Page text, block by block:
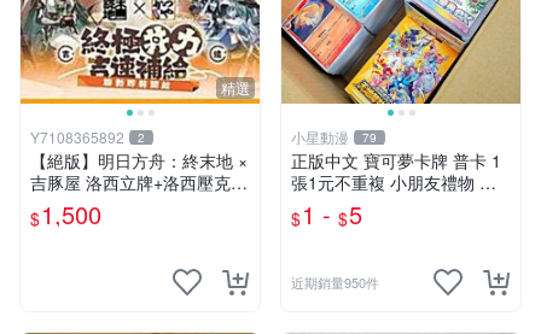
精選
Y7108365892 2
【絕版】明日方舟：終末地 ×
吉豚屋 洛西立牌+洛西壓克力
吊飾+洛西透卡
$1,500
小星動漫 79
正版中文 寶可夢卡牌 普卡 1
張1元不重複 小朋友禮物 補
習班獎勵 中文版 PTCG寶可
夢卡 官方現貨
$1 - $5
近期銷量950件